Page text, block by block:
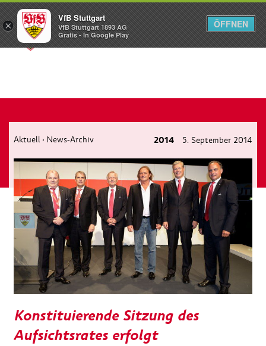
Menü
Aktuell › News-Archiv 2014 5. September 2014
Konstituierende Sitzung des
Aufsichtsrates erfolgt
×
VfB Stuttgart
VfB Stuttgart 1893 AG
Gratis - In Google Play
ÖFFNEN